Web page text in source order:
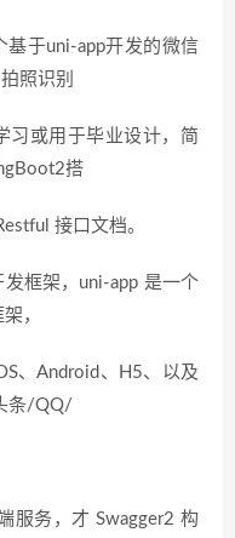
于uni-app开发的微信
照识别
习或用于毕业设计，简
搭
接口文档。
框架，uni-app 是一个
，
、Android、H5、以及
条/QQ/
服务，才 Swagger2 构